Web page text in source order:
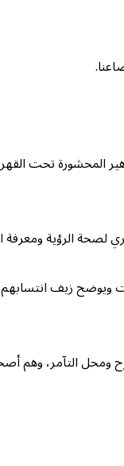
المحشورة تحت
لصحة الرؤية
زيف انتسابهم
التآمر، وهم